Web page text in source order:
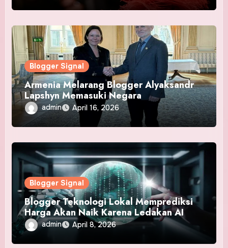
Blogger Signal
Armenia Melarang Blogger Alyaksandr
Lapshyn Memasuki Negara
admin April 16, 2026
Blogger Signal
Blogger Teknologi Lokal Memprediksi
Harga Akan Naik Karena Ledakan AI
admin April 8, 2026